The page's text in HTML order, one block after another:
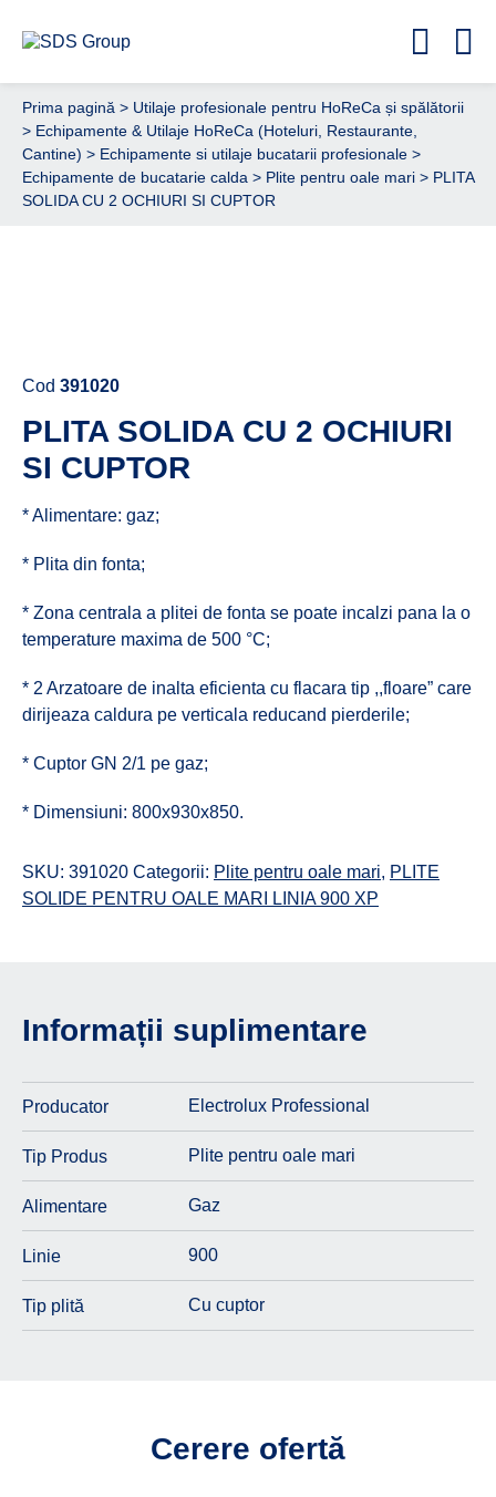
Prima pagină > Utilaje profesionale pentru HoReCa și spălătorii
> Echipamente & Utilaje HoReCa (Hoteluri, Restaurante,
Cantine) > Echipamente si utilaje bucatarii profesionale >
Echipamente de bucatarie calda > Plite pentru oale mari > PLITA
SOLIDA CU 2 OCHIURI SI CUPTOR
Cod 391020
PLITA SOLIDA CU 2 OCHIURI
SI CUPTOR
* Alimentare: gaz;
* Plita din fonta;
* Zona centrala a plitei de fonta se poate incalzi pana la o
temperature maxima de 500 °C;
* 2 Arzatoare de inalta eficienta cu flacara tip ,,floare” care
dirijeaza caldura pe verticala reducand pierderile;
* Cuptor GN 2/1 pe gaz;
* Dimensiuni: 800x930x850.
SKU: 391020 Categorii: Plite pentru oale mari, PLITE
SOLIDE PENTRU OALE MARI LINIA 900 XP
Informații suplimentare
Producator Electrolux Professional
Tip Produs Plite pentru oale mari
Alimentare Gaz
Linie 900
Tip plită Cu cuptor
Cerere ofertă